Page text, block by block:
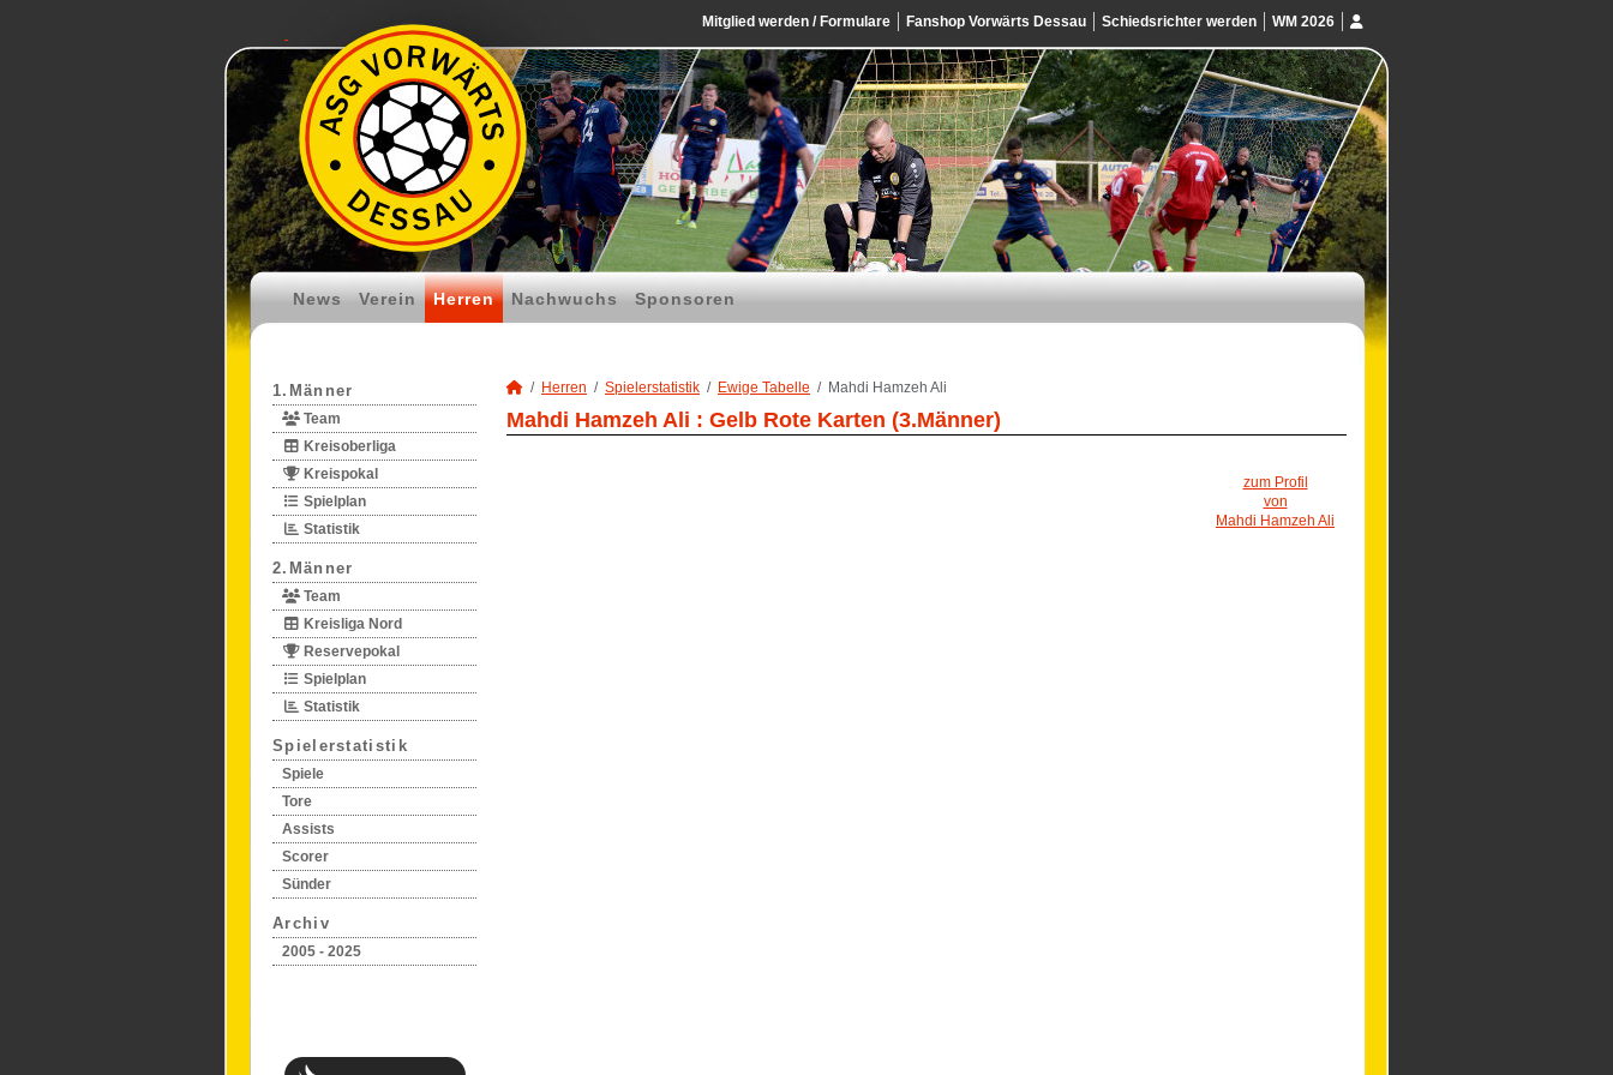
Mitglied werden / Formulare Fanshop Vorwärts Dessau Schiedsrichter werden WM 2026
News Verein Herren Nachwuchs Sponsoren
1.Männer
Team
Kreisoberliga
Kreispokal
Spielplan
Statistik
2.Männer
Team
Kreisliga Nord
Reservepokal
Spielplan
Statistik
Spielerstatistik
Spiele
Tore
Assists
Scorer
Sünder
Archiv
2005 - 2025
Herren Spielerstatistik Ewige Tabelle Mahdi Hamzeh Ali
Mahdi Hamzeh Ali : Gelb Rote Karten (3.Männer)
zum Profil
von
Mahdi Hamzeh Ali